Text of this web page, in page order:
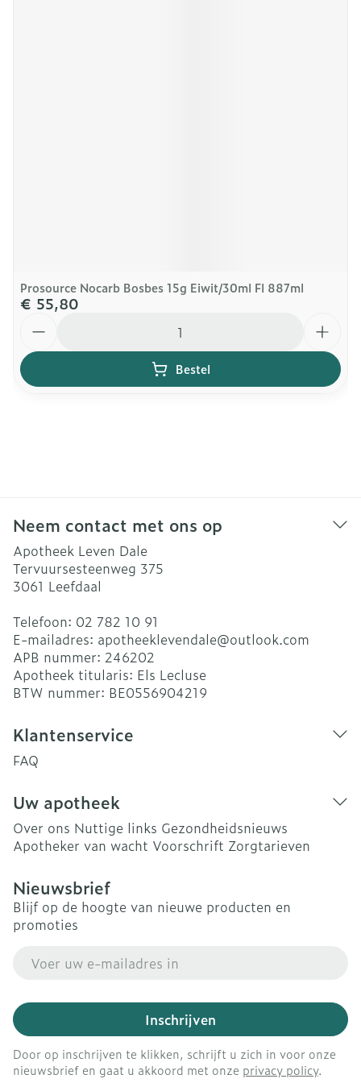
Prosource Nocarb Bosbes 15g Eiwit/30ml Fl 887ml
€ 55,80
Bestel
Neem contact met ons op
Apotheek Leven Dale
Tervuursesteenweg 375
3061 Leefdaal
Telefoon: 02 782 10 91
E-mailadres: apotheeklevendale@outlook.com
APB nummer: 246202
Apotheek titularis: Els Lecluse
BTW nummer: BE0556904219
Klantenservice
FAQ
Uw apotheek
Over ons Nuttige links Gezondheidsnieuws
Apotheker van wacht Voorschrift Zorgtarieven
Nieuwsbrief
Blijf op de hoogte van nieuwe producten en
promoties
Inschrijven
Door op inschrijven te klikken, schrijft u zich in voor onze
nieuwsbrief en gaat u akkoord met onze privacy policy.